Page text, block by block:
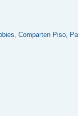
,Comparten Piso,